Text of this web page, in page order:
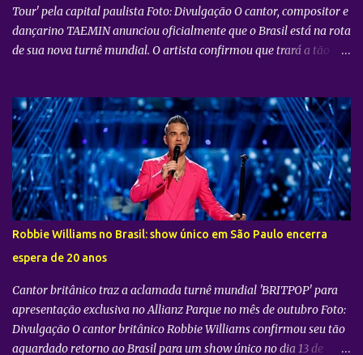
Tour' pela capital paulista Foto: Divulgação O cantor, compositor e
dançarino TAEMIN anunciou oficialmente que o Brasil está na rota
de sua nova turnê mundial. O artista confirmou que trará a tão
oficialmente como “2026-27 TAEMIN WORLD TOUR ” , a nova
excursão do astro rodará o mundo com apresentações distribuídas
pela Ásia, América do Norte e América do Sul. Além do aguardado
encontro com os fãs brasileiros em São Paulo, a agenda
internacional do artista tem paradas confirmadas em metrópoles
como Seul, San José, Los Angeles, Las Vegas, Grand Prairie,
Chicago, Newark, Monterrey, Cidade do México, Santiago e Lima.
confirmação do novo espetáculo firma o rápido retorno de
TAEMIN ...
Robbie Williams no Brasil: show único em São Paulo encerra
espera de 20 anos
Cantor britânico traz a aclamada turnê mundial 'BRITPOP' para
apresentação exclusiva no Allianz Parque no mês de outubro Foto:
Divulgação O cantor britânico Robbie Williams confirmou seu tão
aguardado retorno ao Brasil para um show único no dia 13 de